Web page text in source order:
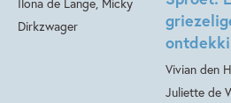
Ilona de Lange, Micky
Dirkzwager
Vivian den
Juliette de